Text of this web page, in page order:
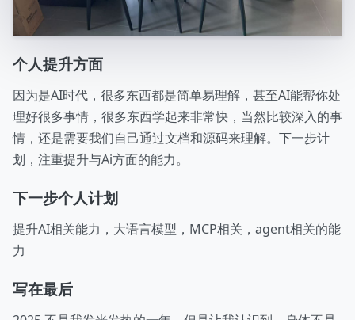
个人提升方面
因为是AI时代，很多东西都是简单易理解，甚至AI能帮你处
理好很多事情，很多东西学起来非常快，当然比较深入的事
情，还是需要我们自己通过文档和源码来理解。下一步计
划，注重提升与Ai方面的能力。
下一步个人计划
提升AI相关能力，大语言模型，MCP相关，agent相关的能
力
写在最后